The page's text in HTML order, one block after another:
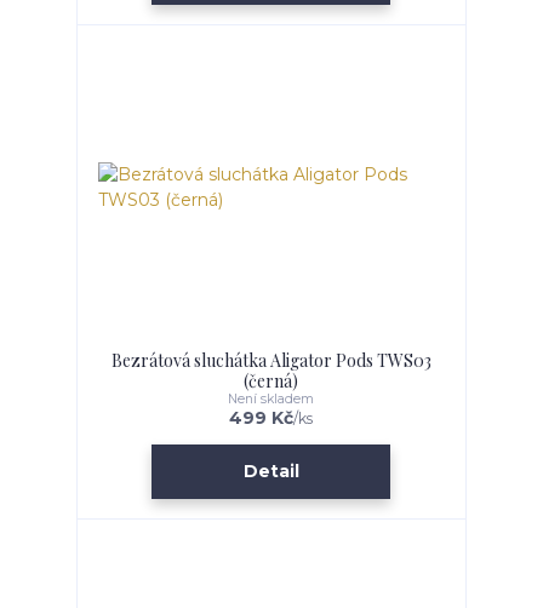
Bezrátová sluchátka Aligator Pods TWS03
(černá)
499 Kč/ks
Není skladem
Detail